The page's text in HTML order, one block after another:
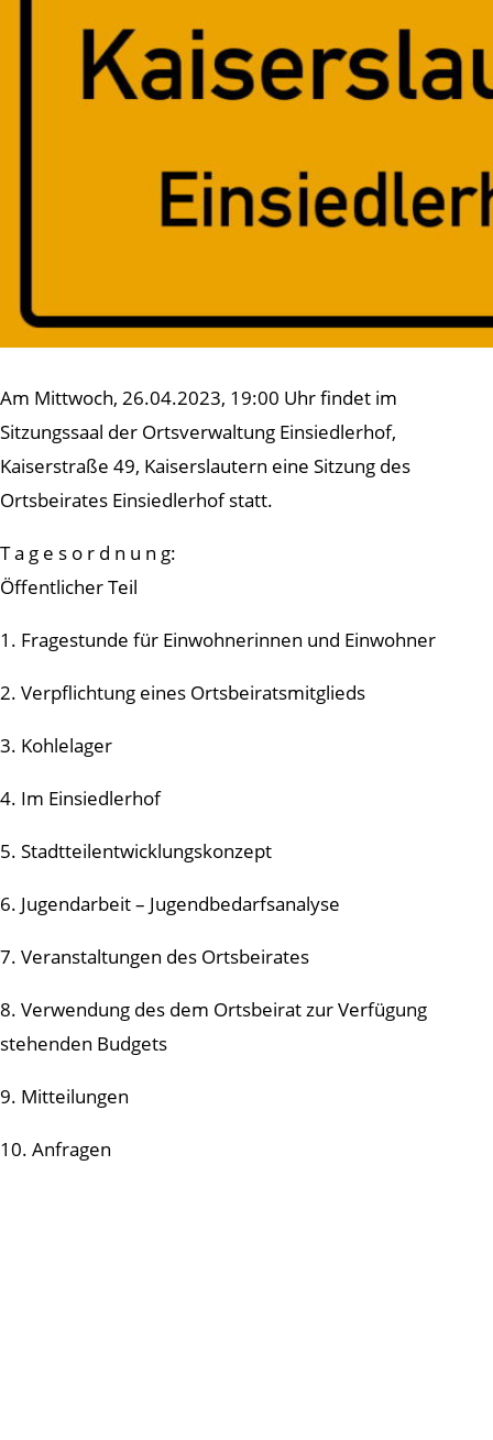
Am Mittwoch, 26.04.2023, 19:00 Uhr findet im
Sitzungssaal der Ortsverwaltung Einsiedlerhof,
Kaiserstraße 49, Kaiserslautern eine Sitzung des
Ortsbeirates Einsiedlerhof statt.
T a g e s o r d n u n g:
Öffentlicher Teil
1. Fragestunde für Einwohnerinnen und Einwohner
2. Verpflichtung eines Ortsbeiratsmitglieds
3. Kohlelager
4. Im Einsiedlerhof
5. Stadtteilentwicklungskonzept
6. Jugendarbeit – Jugendbedarfsanalyse
7. Veranstaltungen des Ortsbeirates
8. Verwendung des dem Ortsbeirat zur Verfügung
stehenden Budgets
9. Mitteilungen
10. Anfragen